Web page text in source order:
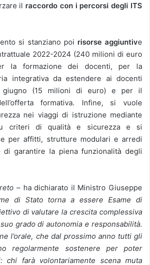
il raccordo con i percorsi degli ITS
si stanziano poi risorse aggiuntive
2022-2024 (240 milioni di euro
la formazione dei docenti, per la
integrativa da estendere ai docenti
giugno (15 milioni di euro) e per il
formativa. Infine, si vuole
nei viaggi di istruzione mediante
criteri di qualità e sicurezza e si
per affitti, strutture modulari e arredi
di garantire la piena funzionalità degli
– ha dichiarato il Ministro Giuseppe
di Stato torna a essere Esame di
di valutare la crescita complessiva
grado di autonomia e responsabilità.
l’orale, che dal prossimo anno tutti gli
regolarmente sostenere per poter
chi farà volontariamente scena muta